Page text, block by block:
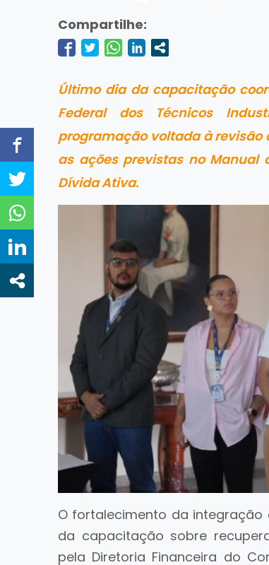
Compartilhe:
Último dia da capacitação
Federal dos Técnicos
programação voltada à revisão
as ações previstas no Manual
Dívida Ativa.
O fortalecimento da integração
da capacitação sobre
pela Diretoria Financeira do